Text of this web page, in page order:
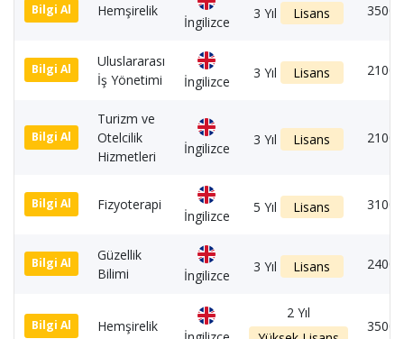
Bilgi Al Hemşirelik
İngilizce
3 Yıl Lisans 3500
Bilgi Al
Uluslararası
İş Yönetimi
İngilizce
3 Yıl Lisans 2100
Bilgi Al
Turizm ve
Otelcilik
Hizmetleri
İngilizce
3 Yıl Lisans 2100
Bilgi Al Fizyoterapi
İngilizce
5 Yıl Lisans 3100
Bilgi Al
Güzellik
Bilimi
İngilizce
3 Yıl Lisans 2400
Bilgi Al Hemşirelik
2 Yıl
3500